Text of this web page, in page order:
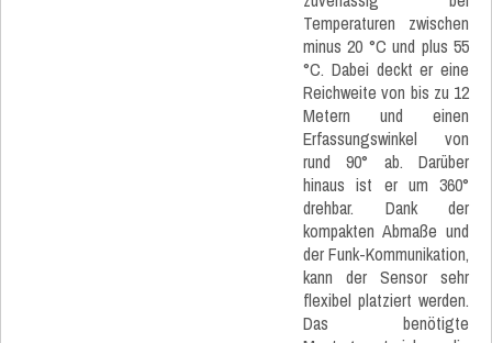
Temperaturen zwischen
minus 20 °C und plus 55
°C. Dabei deckt er eine
Reichweite von bis zu 12
Metern und einen
Erfassungswinkel von
rund 90° ab. Darüber
hinaus ist er um 360°
drehbar. Dank der
kompakten Abmaße und
der Funk-Kommunikation,
kann der Sensor sehr
flexibel platziert werden.
Das benötigte